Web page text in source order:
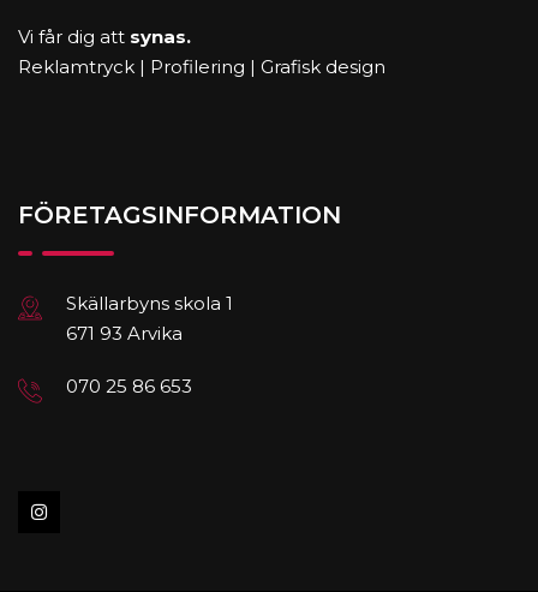
Vi får dig att synas.
Reklamtryck | Profilering | Grafisk design
FÖRETAGSINFORMATION
Skällarbyns skola 1
671 93 Arvika
070 25 86 653